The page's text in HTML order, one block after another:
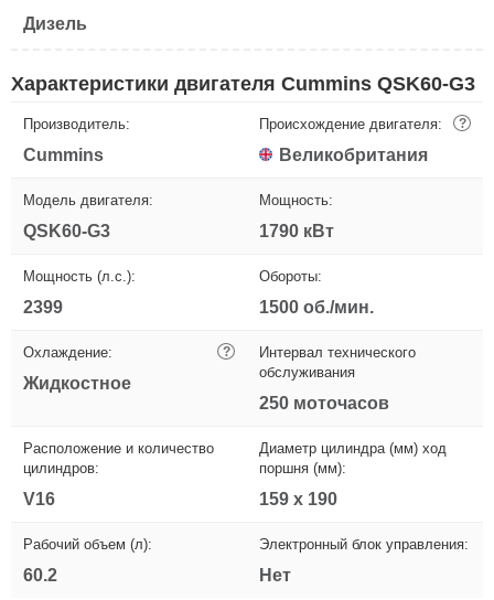
Дизель
Характеристики двигателя Cummins QSK60-G3
Производитель:
Cummins
Происхождение двигателя: ?
Великобритания
Модель двигателя:
QSK60-G3
Мощность:
1790 кВт
Мощность (л.с.):
2399
Обороты:
1500 об./мин.
Охлаждение: ?
Жидкостное
Интервал технического
обслуживания
250 моточасов
Расположение и количество
цилиндров:
V16
Диаметр цилиндра (мм) ход
поршня (мм):
159 х 190
Рабочий объем (л):
60.2
Электронный блок управления:
Нет